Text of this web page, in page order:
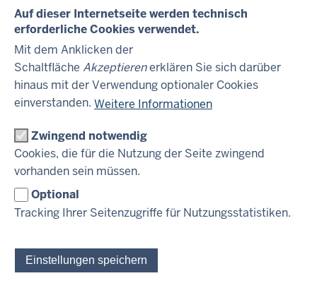
Auf dieser Internetseite werden technisch
erforderliche Cookies verwendet.
Mit dem Anklicken der
Schaltfläche Akzeptierenerklären Sie sich darüber
hinaus mit der Verwendung optionaler Cookies
einverstanden. Weitere Informationen
Zwingend notwendig
Cookies, die für die Nutzung der Seite zwingend
vorhanden sein müssen.
Optional
Tracking Ihrer Seitenzugriffe für Nutzungsstatistiken.
Einstellungen speichern
„NRW-Grundgesetz-Anleihe“?
Ab wann kann ich die „NRW-Grundgesetz-Anleihe"
erwerben?
Durch wen wird die „NRW-Grundgesetz-Anleihe"
vertrieben?
Gibt es einen festgelegten Mindestbetrag, um die
„NRW-Grundgesetz-Anleihe“ zu erwerben?
Wann und wie erhalte ich die Zinsen?
Registrierungserfordernis
nach den Vorschriften des
U.S. Securities Act von 1933
in der derzeit gültigen
Fassung verkauft oder zum
Kauf angeboten werden.
Angebot vollständig oder
teilweise in den Vereinigten
Staaten von Amerika zu
Vereinigten Staaten von
Internet-Seiten enthaltenen
Informationen sind nicht zur